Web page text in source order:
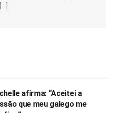
afirma: “Aceitei a
que meu galego me